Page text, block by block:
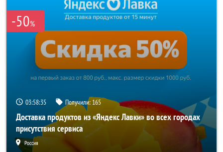
-50%
03:58:34 Получили: 165
Доставка продуктов из «Яндекс Лавки» во всех городах
присутствия сервиса
Россия